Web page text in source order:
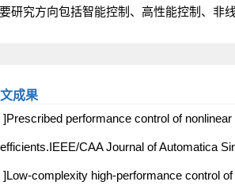
研究方向包括智能控制、高性能控制、 非
成果
]Prescribed performance control of
CAA Journal of Automatica
]Low-complexity high-performance control